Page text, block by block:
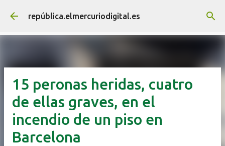
Ir al contenido principal
república.elmercuriodigital.es
15 peronas heridas, cuatro
de ellas graves, en el
incendio de un piso en
Barcelona